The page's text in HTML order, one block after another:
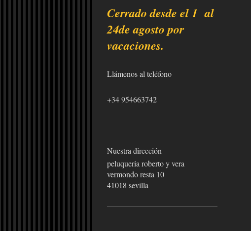
Cerrado desde el 1 al
24de agosto por
vacaciones.
Llámenos al teléfono
+34 954663742
Nuestra dirección
peluqueria roberto y vera
vermondo resta 10
41018 sevilla